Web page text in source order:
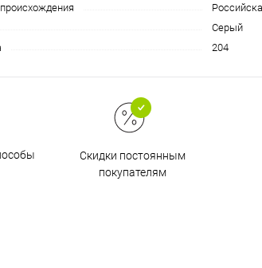
Серый
204
Скидки постоянным
покупателям